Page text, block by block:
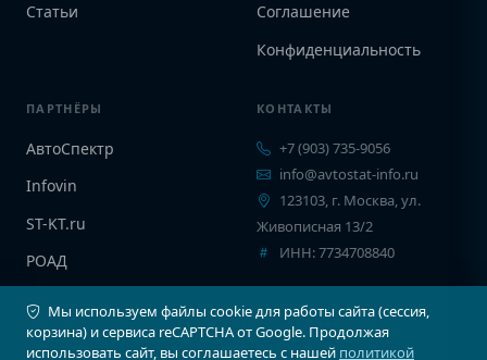
Статьи
Соглашение
Конфиденциальность
ПАРТНЁРЫ
АвтоСпектр
Infovin
ST-KT.ru
РОАД
КОНТАКТЫ
+7 (903) 735-9056
info@avtostat-info.ru
123103, г. Москва, ул.
Живописная 13/2
ИНН: 7734708840
Мы используем файлы cookie для работы сайта (сессия,
корзина) и сервиса reCAPTCHA от Google. Продолжая
использовать сайт, вы соглашаетесь с нашей политикой